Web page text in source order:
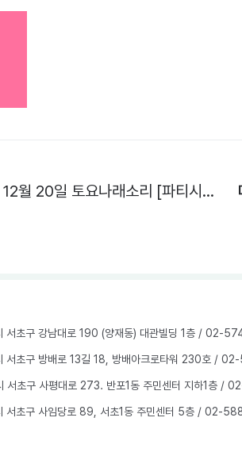
12월 20일 토요나래소리 [파티시에] 신청페이지 (인원별 개별 접수 ※형제자매도 개별 접수 필요/중복 접수 불가)
초구 강남대로 190 (양재동) 대관빌딩 1층 / 02-
초구 방배로 13길 18, 방배아크로타워 230호 /
초구 사평대로 273. 반포1동 주민센터 지하1층 /
초구 사임당로 89, 서초1동 주민센터 5층 / 02-